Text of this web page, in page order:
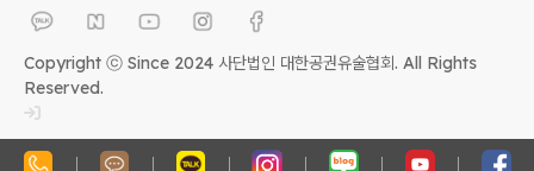
Copyright ⓒ Since 2024 사단법인 대한공권유술협회. All Rights
Reserved.